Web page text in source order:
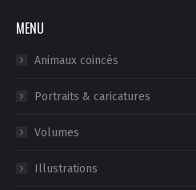
MENU
Animaux coincés
Portraits & caricatures
Volumes
Illustrations